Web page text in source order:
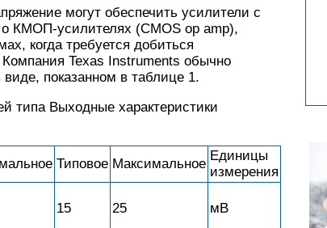
могут обеспечить усилители с
КМОП-усилителях (CMOS op amp),
когда требуется добиться
Texas Instruments обычно
виде, показанном в таблице 1.
типа Выходные характеристики
Типовое Максимальное
Единицы
измерения
15 25 мВ